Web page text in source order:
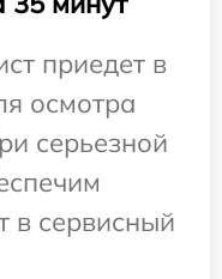
приедет в
осмотра
серьезной
в сервисный